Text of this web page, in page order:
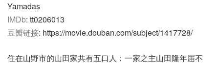
Yamadas
IMDb: tt0206013
豆瓣链接: https://movie.douban.com/subject/1417728/
住在山野市的山田家共有五口人：一家之主山田隆年届不